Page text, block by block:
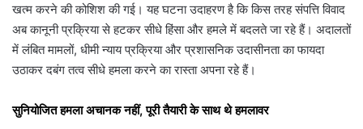
खत्म करने की कोशिश की गई। यह घटना उदाहरण है कि किस तरह संपत्ति विवाद
अब कानूनी प्रक्रिया से हटकर सीधे हिंसा और हमले में बदलते जा रहे हैं। अदालतों
में लंबित मामलों, धीमी न्याय प्रक्रिया और प्रशासनिक उदासीनता का फायदा
उठाकर दबंग तत्व सीधे हमला करने का रास्ता अपना रहे हैं।
सुनियोजित हमला अचानक नहीं, पूरी तैयारी के साथ थे हमलावर